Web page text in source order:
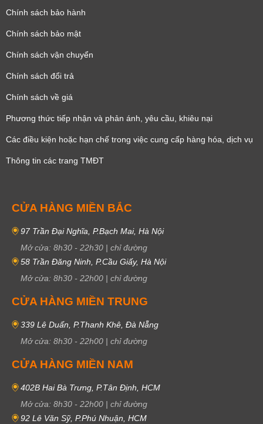
Chính sách bảo hành
Chính sách bảo mật
Chính sách vận chuyển
Chính sách đổi trả
Chính sách về giá
Phương thức tiếp nhận và phản ánh, yêu cầu, khiêu nại
Các điều kiện hoặc hạn chế trong việc cung cấp hàng hóa, dịch vụ
Thông tin các trang TMĐT
CỬA HÀNG MIỀN BẮC
97 Trần Đại Nghĩa, P.Bạch Mai, Hà Nội
Mở cửa: 8h30 - 22h30 | chỉ đường
58 Trần Đăng Ninh, P.Cầu Giấy, Hà Nội
Mở cửa: 8h30 - 22h00 | chỉ đường
CỬA HÀNG MIỀN TRUNG
339 Lê Duẩn, P.Thanh Khê, Đà Nẵng
Mở cửa: 8h30 - 22h00 | chỉ đường
CỬA HÀNG MIỀN NAM
402B Hai Bà Trưng, P.Tân Định, HCM
Mở cửa: 8h30 - 22h00 | chỉ đường
92 Lê Văn Sỹ, P.Phú Nhuận, HCM